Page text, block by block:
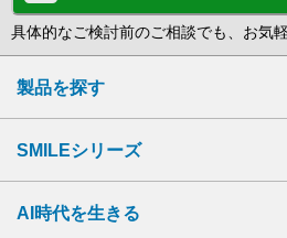
具体的なご検討前のご相談でも、お気
製品を探す
SMILEシリーズ
AI時代を生きる